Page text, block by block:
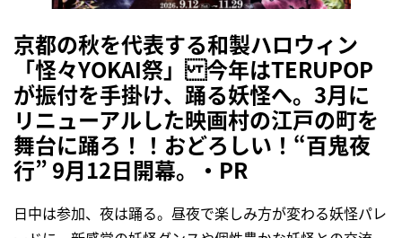
京都の秋を代表する和製ハロウィン
「怪々YOKAI祭」 今年はTERUPOP
が振付を手掛け、踊る妖怪へ。3月に
リニューアルした映画村の江戸の町を
舞台に踊ろ！！おどろしい！“百鬼夜
行” 9月12日開幕。・PR
日中は参加、夜は踊る。昼夜で楽しみ方が変わる妖怪パレ